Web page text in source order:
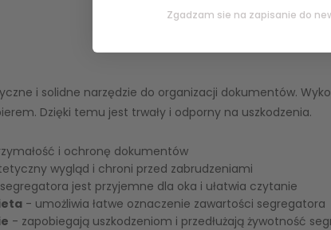
i solidne narzędzie do organizacji dokumentów.
Dzięki temu jest trwały i odporny na uszkodzenia.
i ochronę dokumentów
wygląd i chroni przed zabrudzeniami
jest przyjemne dla oka i ułatwia czytanie
- umożliwia łatwe oznaczenie zawartości segregatora
- zapobiegają uszkodzeniom i przedłużają żywotność
Zgadzam sie na zapisanie do